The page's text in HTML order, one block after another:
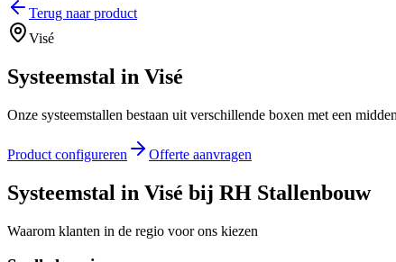
Terug naar product
Visé
Systeemstal in Visé
Onze systeemstallen bestaan uit verschillende boxen met een
Product configureren Offerte aanvragen
Systeemstal in Visé bij RH Stallenbouw
Waarom klanten in de regio voor ons kiezen